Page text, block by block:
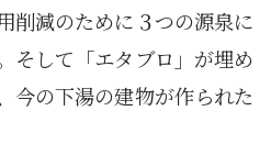
削減のために３つの源泉に
そして「エタブロ」が埋め
今の下湯の建物が作られた